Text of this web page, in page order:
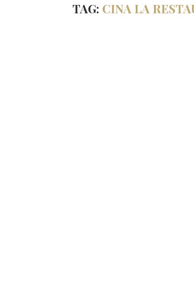
TAG: CINA LA